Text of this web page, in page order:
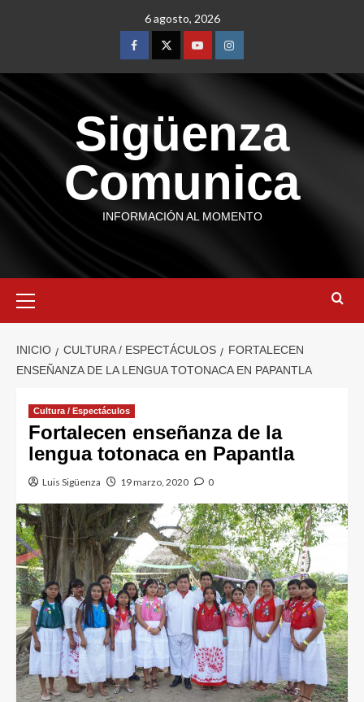
6 agosto, 2026
Sigüenza
Comunica
INFORMACIÓN AL MOMENTO
INICIO CULTURA / ESPECTÁCULOS
FORTALECEN
ENSEÑANZA DE LA LENGUA TOTONACA EN PAPANTLA
Cultura / Espectáculos
Fortalecen enseñanza de la
lengua totonaca en Papantla
Luis Sigüenza 19 marzo, 2020 0